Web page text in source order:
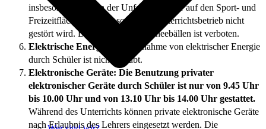
insbesondere wegen der Unfallgefahr nur auf den Sport- und
Freizeitflächen erlaubt, sofern der Unterrichtsbetrieb nicht
gestört wird. Das Werfen von Schneebällen ist verboten.
Elektrische Energie:
Die Entnahme von elektrischer Energie
durch Schüler ist nicht erlaubt.
Elektronische Geräte: Die Benutzung privater
elektronischer Geräte durch Schüler ist nur von 9.45 Uhr
bis 10.00 Uhr und von 13.10 Uhr bis 14.00 Uhr gestattet.
Während des Unterrichts können private elektronische Geräte
nach Erlaubnis des Lehrers eingesetzt werden. Die